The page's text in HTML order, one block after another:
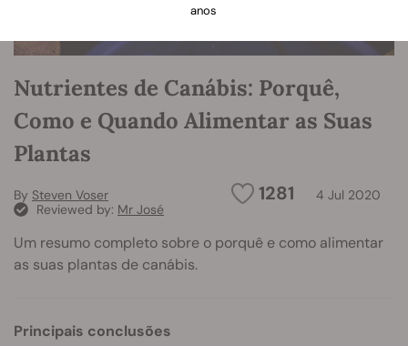
Nutrientes de Canábis: Porquê,
Como e Quando Alimentar as Suas
Plantas
1281 4 Jul 2020
By Steven Voser
Reviewed by: Mr José
Um resumo completo sobre o porquê e como alimentar
as suas plantas de canábis.
Principais conclusões
anos